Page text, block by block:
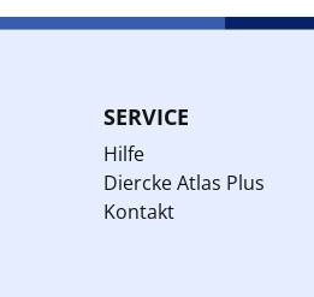
SERVICE
Hilfe
Diercke Atlas Plus
Kontakt